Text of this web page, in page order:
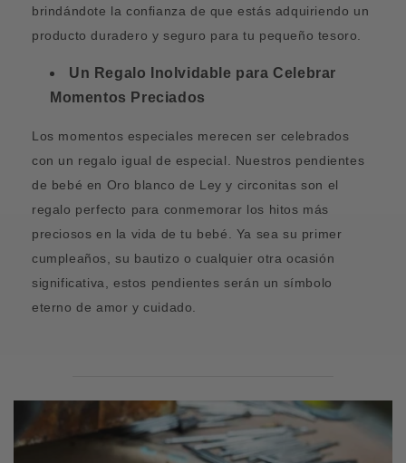
brindándote la confianza de que estás adquiriendo un
producto duradero y seguro para tu pequeño tesoro.
Un Regalo Inolvidable para Celebrar
Momentos Preciados
Los momentos especiales merecen ser celebrados
con un regalo igual de especial. Nuestros pendientes
de bebé en Oro blanco de Ley y circonitas son el
regalo perfecto para conmemorar los hitos más
preciosos en la vida de tu bebé. Ya sea su primer
cumpleaños, su bautizo o cualquier otra ocasión
significativa, estos pendientes serán un símbolo
eterno de amor y cuidado.